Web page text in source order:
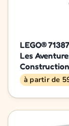
LEGO®
Les
Construction
à partir de